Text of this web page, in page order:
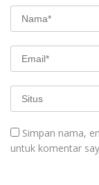
Simpan nama,
untuk komentar